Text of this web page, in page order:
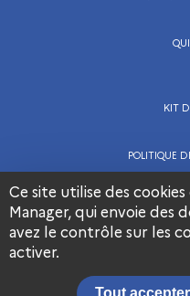
KIT
POLITIQUE
Ce site utilise des
Manager, qui envoie des
avez le contrôle sur les
activer.
Tout accepter